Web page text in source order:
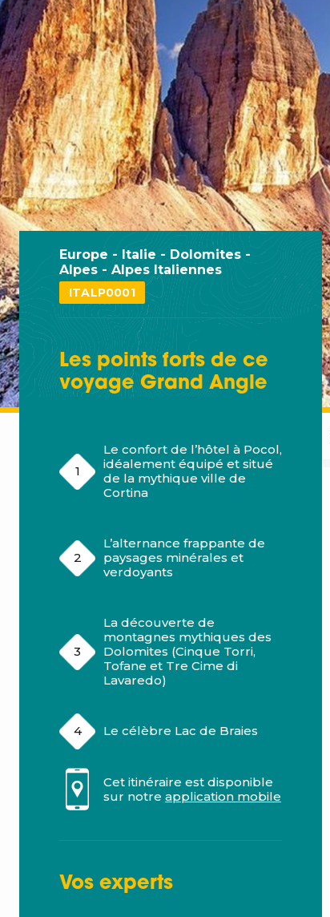
Europe - Italie - Dolomites -
Alpes - Alpes Italiennes
ITALP0001
Les points forts de ce
voyage Grand Angle
Le confort de l’hôtel à Pocol,
idéalement équipé et situé
de la mythique ville de
Cortina
L’alternance frappante de
paysages minérales et
verdoyants
La découverte de
montagnes mythiques des
Dolomites (Cinque Torri,
Tofane et Tre Cime di
Lavaredo)
Le célèbre Lac de Braies
Cet itinéraire est disponible
sur notre application mobile
Vos experts